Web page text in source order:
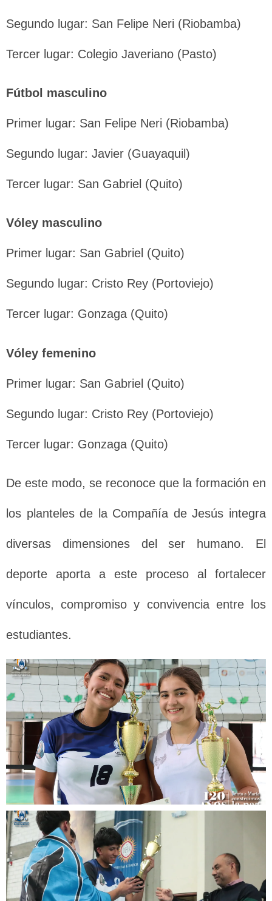
Segundo lugar: San Felipe Neri (Riobamba)
Tercer lugar: Colegio Javeriano (Pasto)
Fútbol masculino
Primer lugar: San Felipe Neri (Riobamba)
Segundo lugar: Javier (Guayaquil)
Tercer lugar: San Gabriel (Quito)
Vóley masculino
Primer lugar: San Gabriel (Quito)
Segundo lugar: Cristo Rey (Portoviejo)
Tercer lugar: Gonzaga (Quito)
Vóley femenino
Primer lugar: San Gabriel (Quito)
Segundo lugar: Cristo Rey (Portoviejo)
Tercer lugar: Gonzaga (Quito)
De este modo, se reconoce que la formación en
los planteles de la Compañía de Jesús integra
diversas dimensiones del ser humano. El
deporte aporta a este proceso al fortalecer
vínculos, compromiso y convivencia entre los
estudiantes.